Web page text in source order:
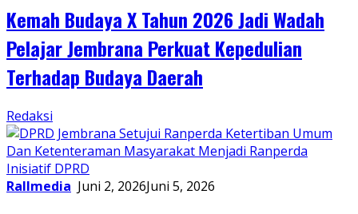
Kemah Budaya X Tahun 2026 Jadi Wadah
Pelajar Jembrana Perkuat Kepedulian
Terhadap Budaya Daerah
Redaksi
Rallmedia Juni 2, 2026Juni 5, 2026